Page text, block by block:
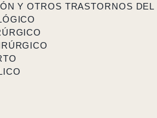
Y OTROS TRASTORNOS